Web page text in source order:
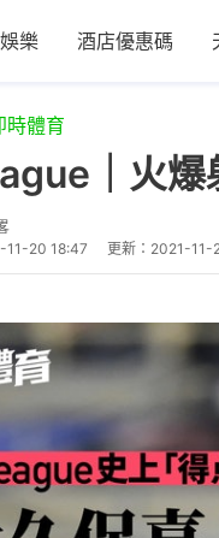
娛樂 酒店優惠碼
時體育
｜火
11-20 18:47 更新： 2021-11-